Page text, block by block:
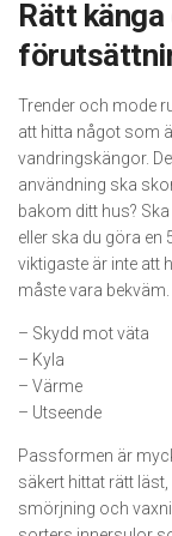
Rätt
Trender och mode
att hitta något som
vandringskängor.
användning ska
bakom ditt hus?
eller ska du göra en
viktigaste är inte att
måste vara
– Skydd mot väta
– Kyla
– Värme
– Utseende
Passformen är
säkert hittat rätt
smörjning och